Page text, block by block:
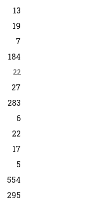
13
19
7
184
22
27
283
6
22
17
5
554
295